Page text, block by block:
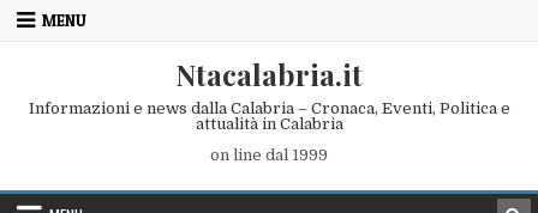
Skip to content
MENU
Ntacalabria.it
Informazioni e news dalla Calabria – Cronaca, Eventi, Politica e
attualità in Calabria
on line dal 1999